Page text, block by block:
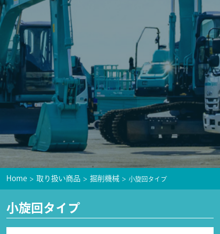
Home 取り扱い商品 掘削機械 小旋回タイプ
小旋回タイプ